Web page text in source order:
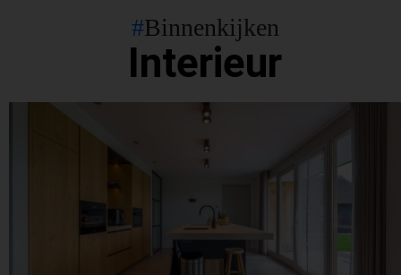
#Binnenkijken
Interieur